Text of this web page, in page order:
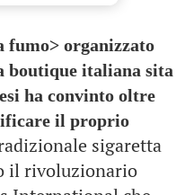
fumo> organizzato
boutique italiana sita
ha convinto oltre
il proprio
sigaretta
il rivoluzionario